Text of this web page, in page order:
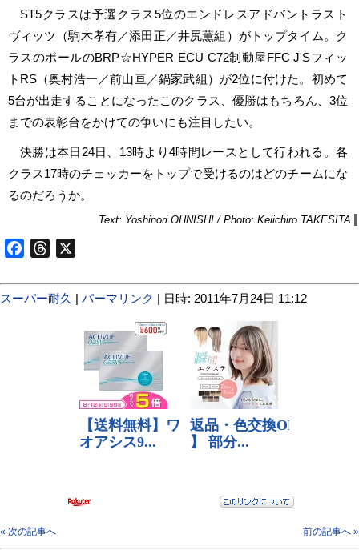
ST5クラスは予選クラス5位のエンドレスアドバントラスト
ヴィッツ（駒木孝有／添田正／井尻薫組）がトップタイム。ク
ラスのポールのBRP☆HYPER ECU C72制動屋FFC J'Sフィッ
トRS（奥村浩一／前山亘／鍋家武組）が2位に付けた。初めて
5台が出走することになったこのクラス、優勝はもちろん、3位
までの表彰台をかけての争いにも注目したい。
決勝は本日24日、13時より4時間レースとして行われる。各
クラス17時のチェッカーをトップで受けるのはどのチームにな
るのだろうか。
Text: Yoshinori OHNISHI / Photo: Keiichiro TAKESITA
FacebookThreads
スーパー耐久 | パーマリンク | 日時: 2011年7月24日 11:12
« 次の記事へ 前の記事へ »